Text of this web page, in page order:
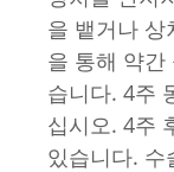
을 뱉거나 상
을 통해 약간
습니다. 4주
십시오. 4주
있습니다. 수